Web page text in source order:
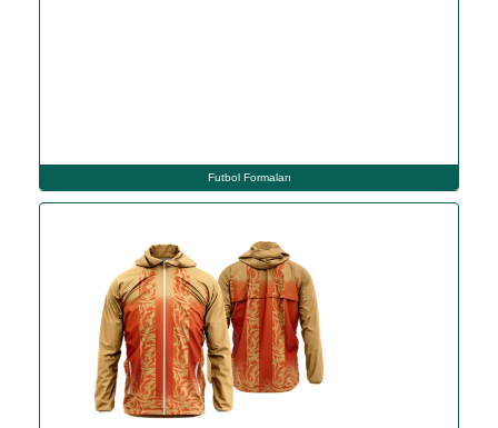
Futbol Formaları